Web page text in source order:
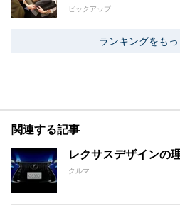
ピックアップ
ランキングをも
関連する記事
レクサスデザインの
クルマ